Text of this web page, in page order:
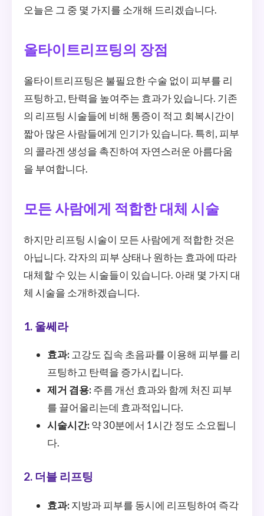
오늘은 그 중 몇 가지를 소개해 드리겠습니다.
올타이트리프팅의 장점
올타이트리프팅은 불필요한 수술 없이 피부를 리
프팅하고, 탄력을 높여주는 효과가 있습니다. 기존
의 리프팅 시술들에 비해 통증이 적고 회복시간이
짧아 많은 사람들에게 인기가 있습니다. 특히, 피부
의 콜라겐 생성을 촉진하여 자연스러운 아름다움
을 부여합니다.
모든 사람에게 적합한 대체 시술
하지만 리프팅 시술이 모든 사람에게 적합한 것은
아닙니다. 각자의 피부 상태나 원하는 효과에 따라
대체할 수 있는 시술들이 있습니다. 아래 몇 가지 대
체 시술을 소개하겠습니다.
1. 울쎄라
효과: 고강도 집속 초음파를 이용해 피부를 리
프팅하고 탄력을 증가시킵니다.
제거 겸용: 주름 개선 효과와 함께 처진 피부
를 끌어올리는데 효과적입니다.
시술시간: 약 30분에서 1시간 정도 소요됩니
다.
2. 더블 리프팅
효과: 지방과 피부를 동시에 리프팅하여 즉각